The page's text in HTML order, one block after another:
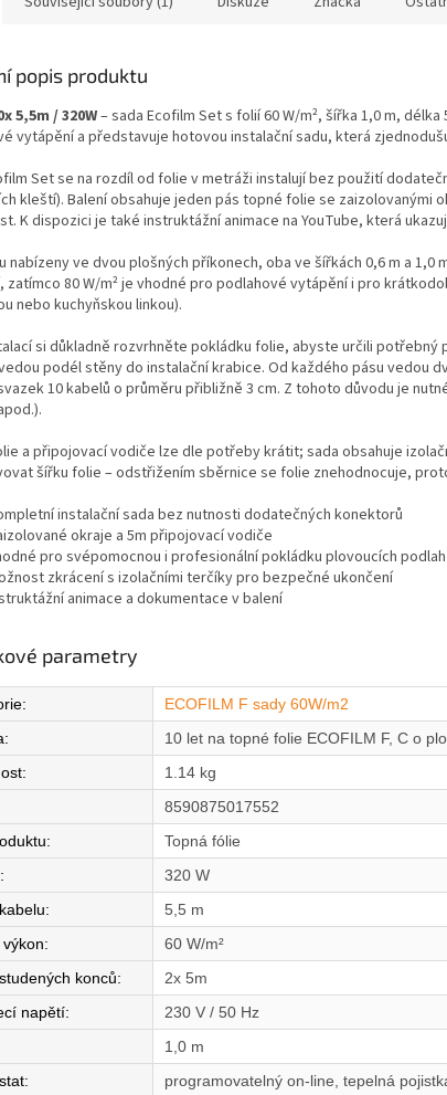
popis produktu
5,5m / 320W– sada Ecofilm Set s folií 60 W/m², šířka 1,0 m,
vytápění a představuje hotovou instalační sadu, která
Set se na rozdíl od folie v metráži instalují bez použití
kleští). Balení obsahuje jeden pás topné folie se zaizolovanými
K dispozici je také instruktážní animace na YouTube, která
nabízeny ve dvou plošných příkonech, oba ve šířkách 0,6 m a 1,0
zatímco 80 W/m² je vhodné pro podlahové vytápění i pro
nebo kuchyňskou linkou).
si důkladně rozvrhněte pokládku folie, abyste určili
podél stěny do instalační krabice. Od každého pásu vedou
10 kabelů o průměru přibližně 3 cm. Z tohoto důvodu je
a připojovací vodiče lze dle potřeby krátit; sada obsahuje
šířku folie – odstřižením sběrnice se folie znehodnocuje,
instalační sada bez nutnosti dodatečných konektorů
okraje a 5m připojovací vodiče
pro svépomocnou i profesionální pokládku plovoucích podlah
zkrácení s izolačními terčíky pro bezpečné ukončení
animace a dokumentace v balení
parametry
:
ECOFILM F sady 60W/m2
:
10 let na topné folie ECOFILM F, C o
:
1.14 kg
8590875017552
:
Topná fólie
:
320 W
:
5,5 m
:
60 W/m²
konců:
2x 5m
napětí:
230 V / 50 Hz
1,0 m
: programovatelný on-line, tepelná